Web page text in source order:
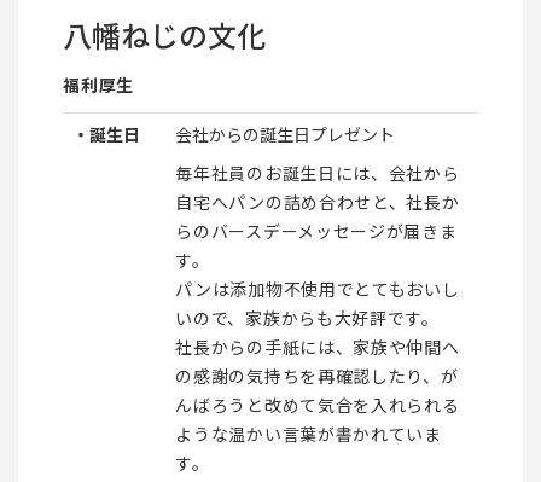
八幡ねじの文化
福利厚生
・誕生日
会社からの誕生日プレゼント
毎年社員のお誕生日には、会社から
自宅へパンの詰め合わせと、社長か
らのバースデーメッセージが届きま
す。
パンは添加物不使用でとてもおいし
いので、家族からも大好評です。
社長からの手紙には、家族や仲間へ
の感謝の気持ちを再確認したり、が
んばろうと改めて気合を入れられる
ような温かい言葉が書かれていま
す。